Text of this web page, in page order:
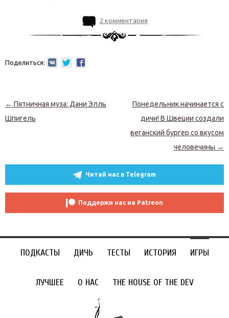
2 комментария
Поделиться:
Навигация по записям
← Пятничная муза: Дани Элль
Шпигель
Понедельник начинается с
дичи! В Швеции создали
веганский бургер со вкусом
человечины →
Читай нас в Telegram
Поддержи нас на Patreon
ПОДКАСТЫ ДИЧЬ ТЕСТЫ ИСТОРИЯ ИГРЫ
ЛУЧШЕЕ О НАС THE HOUSE OF THE DEV